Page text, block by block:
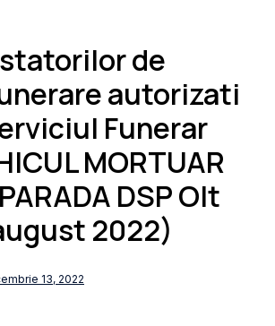
de
autorizati
Funerar
MORTUAR
DSP Olt
2022)
13, 2022